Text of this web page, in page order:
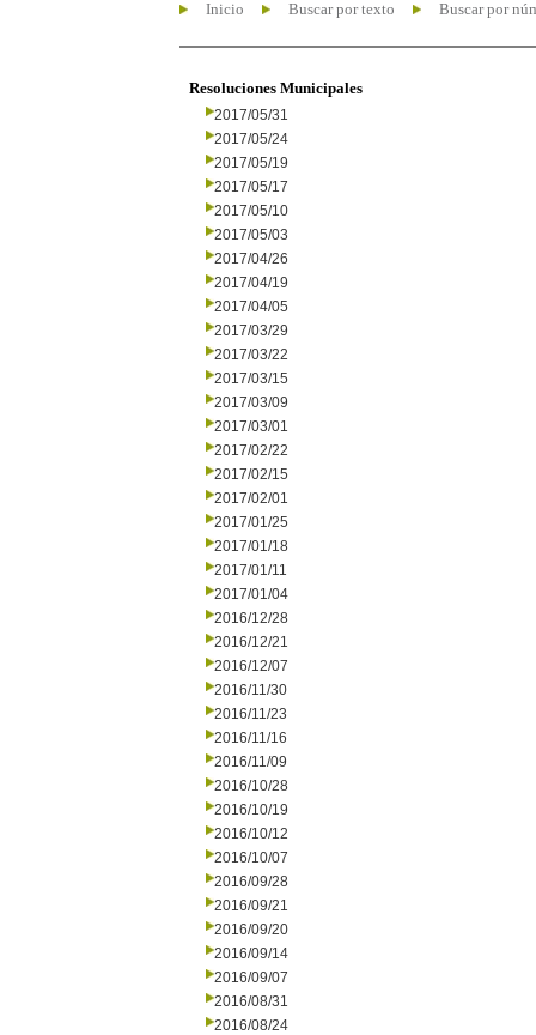
Inicio Buscar por texto Buscar por
Resoluciones Municipales
2017/05/31
2017/05/24
2017/05/19
2017/05/17
2017/05/10
2017/05/03
2017/04/26
2017/04/19
2017/04/05
2017/03/29
2017/03/22
2017/03/15
2017/03/09
2017/03/01
2017/02/22
2017/02/15
2017/02/01
2017/01/25
2017/01/18
2017/01/11
2017/01/04
2016/12/28
2016/12/21
2016/12/07
2016/11/30
2016/11/23
2016/11/16
2016/11/09
2016/10/28
2016/10/19
2016/10/12
2016/10/07
2016/09/28
2016/09/21
2016/09/20
2016/09/14
2016/09/07
2016/08/31
2016/08/24